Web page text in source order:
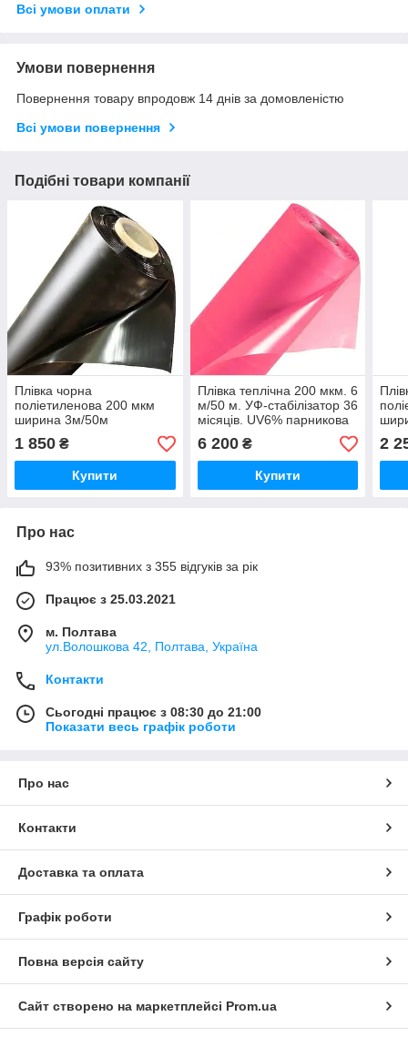
Всі умови оплати
Умови повернення
Повернення товару впродовж 14 днів за домовленістю
Всі умови повернення
Подібні товари компанії
Плівка чорна
поліетиленова 200 мкм
ширина 3м/50м
1 850 ₴
Купити
Плівка теплічна 200 мкм. 6
м/50 м. УФ-стабілізатор 36
місяців. UV6% парникова
6 200₴
Купити
2
Про нас
93% позитивних з 355 відгуків за рік
Працює з 25.03.2021
м. Полтава
ул.Волошкова 42, Полтава, Україна
Контакти
Сьогодні працює з 08:30 до 21:00
Показати весь графік роботи
Про нас
Контакти
Доставка та оплата
Графік роботи
Повна версія сайту
Сайт створено на маркетплейсі Prom.ua